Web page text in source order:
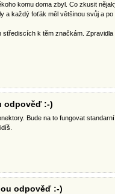
komu doma zbyl. Co zkusit
a každý foťák měl většinou svůj a
k těm značkám.
odpověď :-)
Bude na to fungovat
odpověď :-)